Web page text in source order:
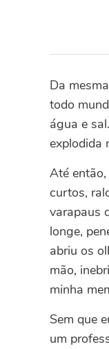
Da
todo
água e
explodida
Até
curtos,
varapaus
longe,
abriu os
mão,
minha
Sem que
um